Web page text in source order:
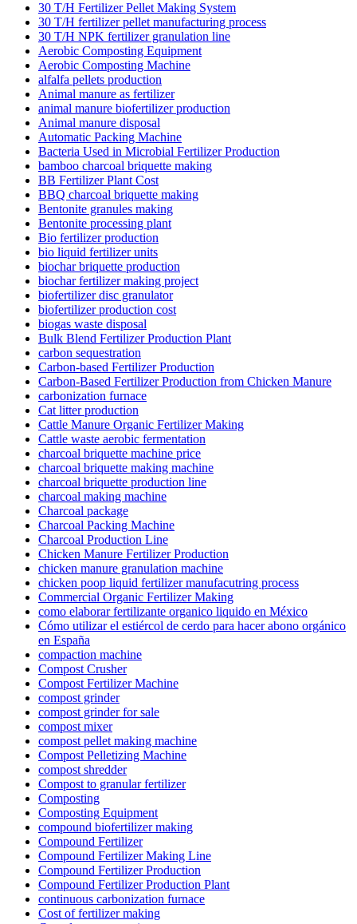
30 T/H Fertilizer Pellet Making System
30 T/H fertilizer pellet manufacturing process
30 T/H NPK fertilizer granulation line
Aerobic Composting Equipment
Aerobic Composting Machine
alfalfa pellets production
Animal manure as fertilizer
animal manure biofertilizer production
Animal manure disposal
Automatic Packing Machine
Bacteria Used in Microbial Fertilizer Production
bamboo charcoal briquette making
BB Fertilizer Plant Cost
BBQ charcoal briquette making
Bentonite granules making
Bentonite processing plant
Bio fertilizer production
bio liquid fertilizer units
biochar briquette production
biochar fertilizer making project
biofertilizer disc granulator
biofertilizer production cost
biogas waste disposal
Bulk Blend Fertilizer Production Plant
carbon sequestration
Carbon-based Fertilizer Production
Carbon-Based Fertilizer Production from Chicken Manure
carbonization furnace
Cat litter production
Cattle Manure Organic Fertilizer Making
Cattle waste aerobic fermentation
charcoal briquette machine price
charcoal briquette making machine
charcoal briquette production line
charcoal making machine
Charcoal package
Charcoal Packing Machine
Charcoal Production Line
Chicken Manure Fertilizer Production
chicken manure granulation machine
chicken poop liquid fertilizer manufacutring process
Commercial Organic Fertilizer Making
como elaborar fertilizante organico liquido en México
Cómo utilizar el estiércol de cerdo para hacer abono orgánico
en España
compaction machine
Compost Crusher
Compost Fertilizer Machine
compost grinder
compost grinder for sale
compost mixer
compost pellet making machine
Compost Pelletizing Machine
compost shredder
Compost to granular fertilizer
Composting
Composting Equipment
compound biofertilizer making
Compound Fertilizer
Compound Fertilizer Making Line
Compound Fertilizer Production
Compound Fertilizer Production Plant
continuous carbonization furnace
Cost of fertilizer making